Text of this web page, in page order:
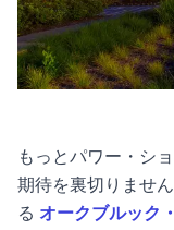
もっとパワー・シ
期待を裏切りませ
る オークブルック